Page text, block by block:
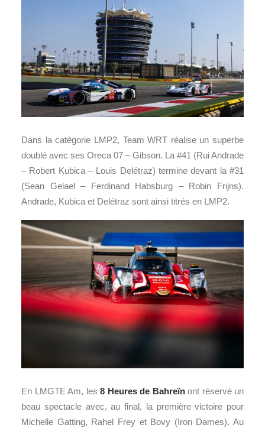
Dans la catégorie LMP2, Team WRT réalise un superbe
doublé avec ses Oreca 07 – Gibson. La #41 (Rui Andrade
– Robert Kubica – Louis Delétraz) termine devant la #31
(Sean Gelael – Ferdinand Habsburg – Robin Frijns).
Andrade, Kubica et Delétraz sont ainsi titrés en LMP2.
En LMGTE Am, les 8 Heures de Bahreïnont réservé un
beau spectacle avec, au final, la première victoire pour
Michelle Gatting, Rahel Frey et Bovy (Iron Dames). Au